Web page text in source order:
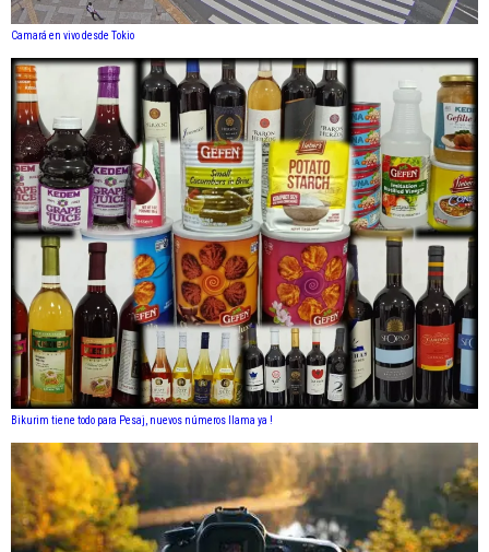
Camará en vivo desde Tokio
Bikurim tiene todo para Pesaj, nuevos números llama ya !